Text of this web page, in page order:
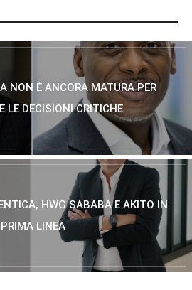
NON È ANCORA MATURA PER
LE DECISIONI CRITICHE
HWG SABABA E AKITO IN
PRIMA LINEA